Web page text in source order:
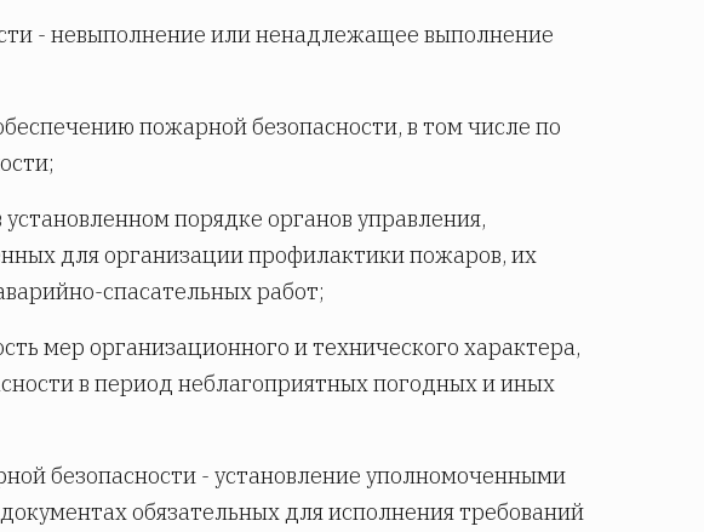
- невыполнение или ненадлежащее выполнение
пожарной безопасности, в том числе по
порядке органов управления,
для организации профилактики пожаров, их
спасательных работ;
мер организационного и технического характера,
в период неблагоприятных погодных и иных
безопасности - установление уполномоченными
обязательных для исполнения требований